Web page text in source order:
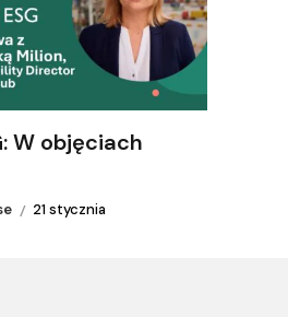
W objęciach
21 stycznia